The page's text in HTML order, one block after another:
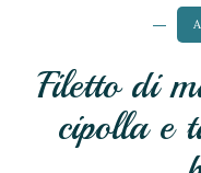
Filetto di
cipolla e